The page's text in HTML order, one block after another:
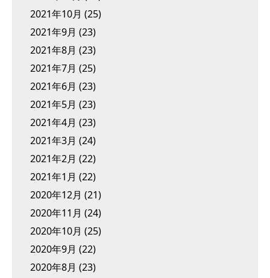
2021年10月 (25)
2021年9月 (23)
2021年8月 (23)
2021年7月 (25)
2021年6月 (23)
2021年5月 (23)
2021年4月 (23)
2021年3月 (24)
2021年2月 (22)
2021年1月 (22)
2020年12月 (21)
2020年11月 (24)
2020年10月 (25)
2020年9月 (22)
2020年8月 (23)